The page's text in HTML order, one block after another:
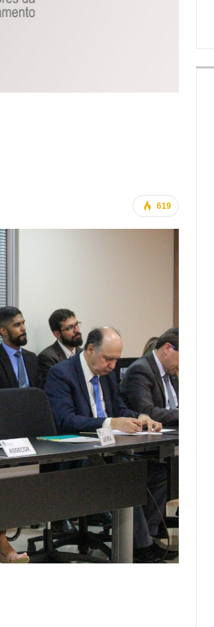
619
ASSECOR Promove Oficina De
Pintura Em Taça Para
Associados
Comunicacao 7 ago, 2026
IMPRENSA